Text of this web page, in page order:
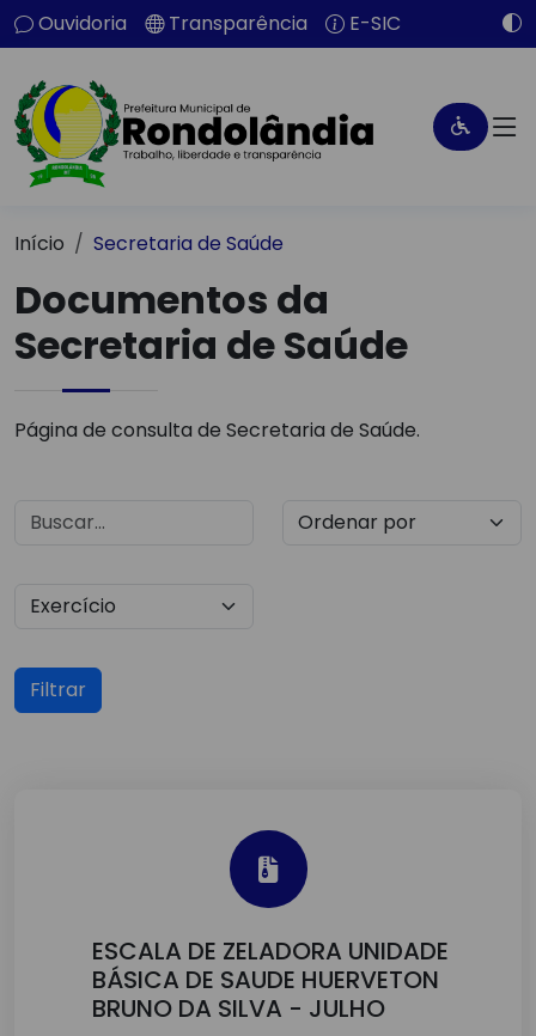
Ouvidoria Transparência E-SIC
Início Secretaria de Saúde
Documentos da
Secretaria de Saúde
Página de consulta de Secretaria de Saúde.
Filtrar
ESCALA DE ZELADORA UNIDADE
BÁSICA DE SAUDE HUERVETON
BRUNO DA SILVA - JULHO